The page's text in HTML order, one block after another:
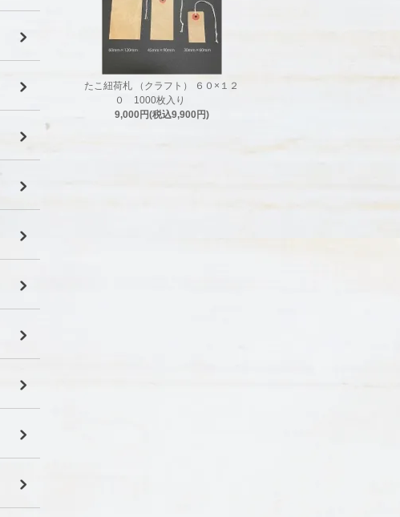
たこ紐荷札 （クラフト） ６０×１２
０ 1000枚入り
9,000円(税込9,900円)